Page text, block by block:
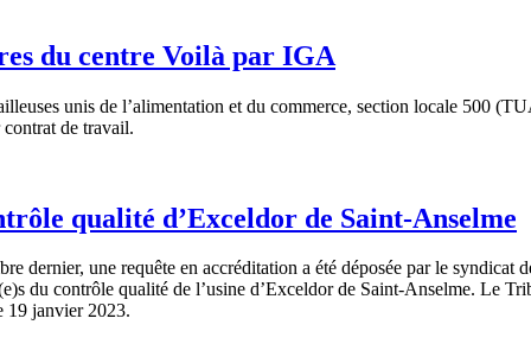
du centre Voilà par IGA
unis de l’alimentation et du commerce, section locale 500
de travail.
qualité d’Exceldor de Saint-Anselme
une requête en accréditation a été déposée par le syndicat
du contrôle qualité de l’usine d’Exceldor de Saint-Anselme. Le
19 janvier 2023.